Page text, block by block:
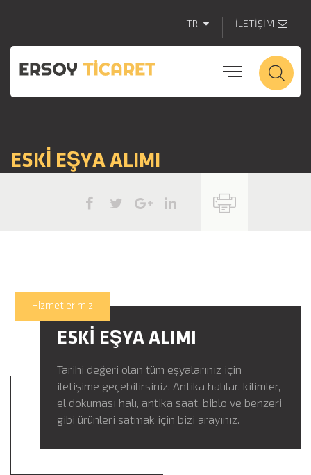
TR İLETİŞİM
ESKİ EŞYA ALIMI
Hizmetlerimiz
ESKİ EŞYA ALIMI
Tarihi değeri olan tüm eşyalarınız için
iletişime geçebilirsiniz. Antika halılar, kilimler,
el dokuması halı, antika saat, biblo ve benzeri
gibi ürünleri satmak için bizi arayınız.